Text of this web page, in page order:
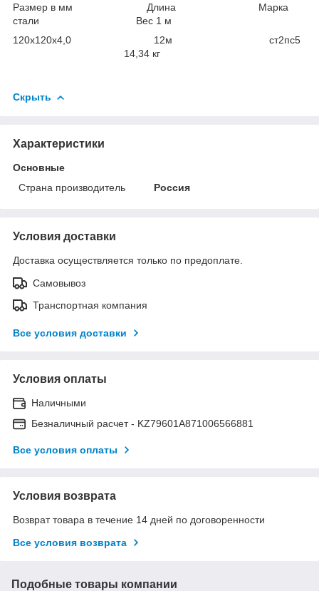
Размер в мм Длина Марка
стали Вес 1 м
120х120х4,0 12м ст2пс5
14,34 кг
Скрыть
Характеристики
Основные
Страна производитель
Россия
Условия доставки
Доставка осуществляется только по предоплате.
Самовывоз
Транспортная компания
Все условия доставки
Условия оплаты
Наличными
Безналичный расчет - KZ79601A871006566881
Все условия оплаты
Условия возврата
Возврат товара в течение 14 дней по договоренности
Все условия возврата
Подобные товары компании